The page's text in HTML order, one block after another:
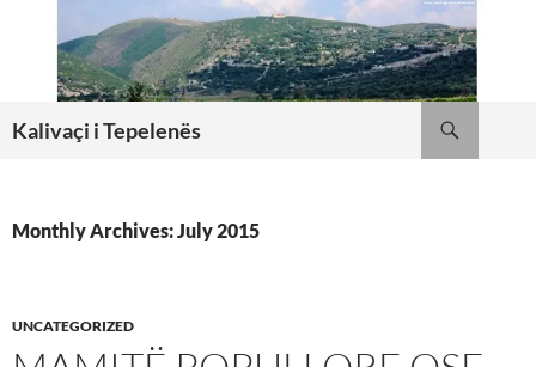
content
Kalivaçi i Tepelenës
Monthly Archives: July 2015
UNCATEGORIZED